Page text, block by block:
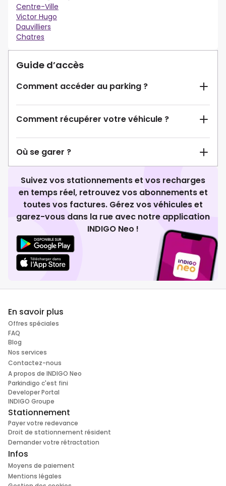
Centre-Ville
Victor Hugo
Dauvilliers
Chatres
Guide d’accès
Comment accéder au parking ?
Comment récupérer votre véhicule ?
Où se garer ?
Suivez vos stationnements et vos recharges
en temps réel, retrouvez vos abonnements et
toutes vos factures. Gérez vos véhicules et
garez-vous dans la rue avec notre application
INDIGO Neo !
En savoir plus
Offres spéciales
FAQ
Blog
Nos services
Contactez-nous
A propos de INDIGO Neo
Parkindigo c'est fini
Developer Portal
INDIGO Groupe
Stationnement
Payer votre redevance
Droit de stationnement résident
Demander votre rétractation
Infos
Moyens de paiement
Mentions légales